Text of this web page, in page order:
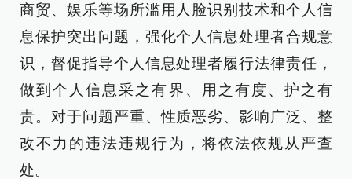
商贸、娱乐等场所滥用人脸识别技术和个人信
息保护突出问题，强化个人信息处理者合规意
识，督促指导个人信息处理者履行法律责任，
做到个人信息采之有界、用之有度、护之有
责。对于问题严重、性质恶劣、影响广泛、整
改不力的违法违规行为，将依法依规从严查
处。